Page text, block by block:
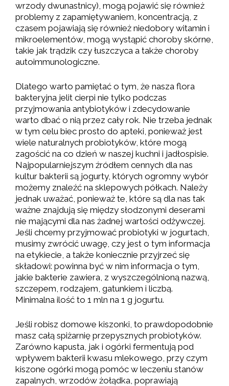
wrzody dwunastnicy), mogą pojawić się również
problemy z zapamiętywaniem, koncentracją, z
czasem pojawiają się również niedobory witamin i
mikroelementów, mogą wystąpić choroby skórne,
takie jak trądzik czy łuszczyca a także choroby
autoimmunologiczne.
Dlatego warto pamiętać o tym, że nasza flora
bakteryjna jelit cierpi nie tylko podczas
przyjmowania antybiotyków i zdecydowanie
warto dbać o nią przez cały rok. Nie trzeba jednak
w tym celu biec prosto do apteki, ponieważ jest
wiele naturalnych probiotyków, które mogą
zagościć na co dzień w naszej kuchni i jadłospisie.
Najpopularniejszym źródłem cennych dla nas
kultur bakterii są jogurty, których ogromny wybór
możemy znaleźć na sklepowych półkach. Należy
jednak uważać, ponieważ te, które są dla nas tak
ważne znajdują się między słodzonymi deserami
nie mającymi dla nas żadnej wartości odżywczej.
Jeśli chcemy przyjmować probiotyki w jogurtach,
musimy zwrócić uwagę, czy jest o tym informacja
na etykiecie, a także koniecznie przyjrzeć się
składowi: powinna być w nim informacja o tym,
jakie bakterie zawiera, z wyszczególnioną nazwą,
szczepem, rodzajem, gatunkiem i liczbą.
Minimalna ilość to 1 mln na 1 g jogurtu.
Jeśli robisz domowe kiszonki, to prawdopodobnie
masz całą spiżarnię przepysznych probiotyków.
Zarówno kapusta, jak i ogórki fermentują pod
wpływem bakterii kwasu mlekowego, przy czym
kiszone ogórki mogą pomóc w leczeniu stanów
zapalnych, wrzodów żołądka, poprawiają